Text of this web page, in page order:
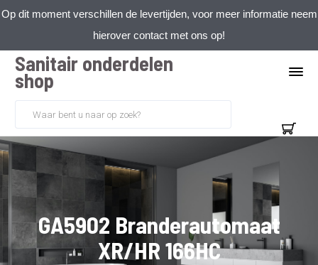
Op dit moment verschillen de levertijden, voor meer informatie neem
hierover contact met ons op!
Sanitair onderdelen
shop
GA5902 Branderautomaat
XR/HR 166HC